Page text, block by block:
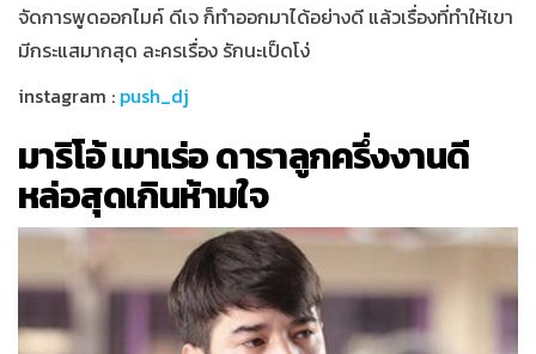
จัดการพูดออกไมค์ ดีเจ ก็ทำออกมาได้อย่างดี แล้วเรื่องที่ทำให้เขา
มีกระแสมากสุด ละครเรื่อง รักนะเป็ดโง่
instagram : push_dj
มาริโอ้ เมาเร่อ ดาราลูกครึ่งงานดี
หล่อสุดเกินห้ามใจ